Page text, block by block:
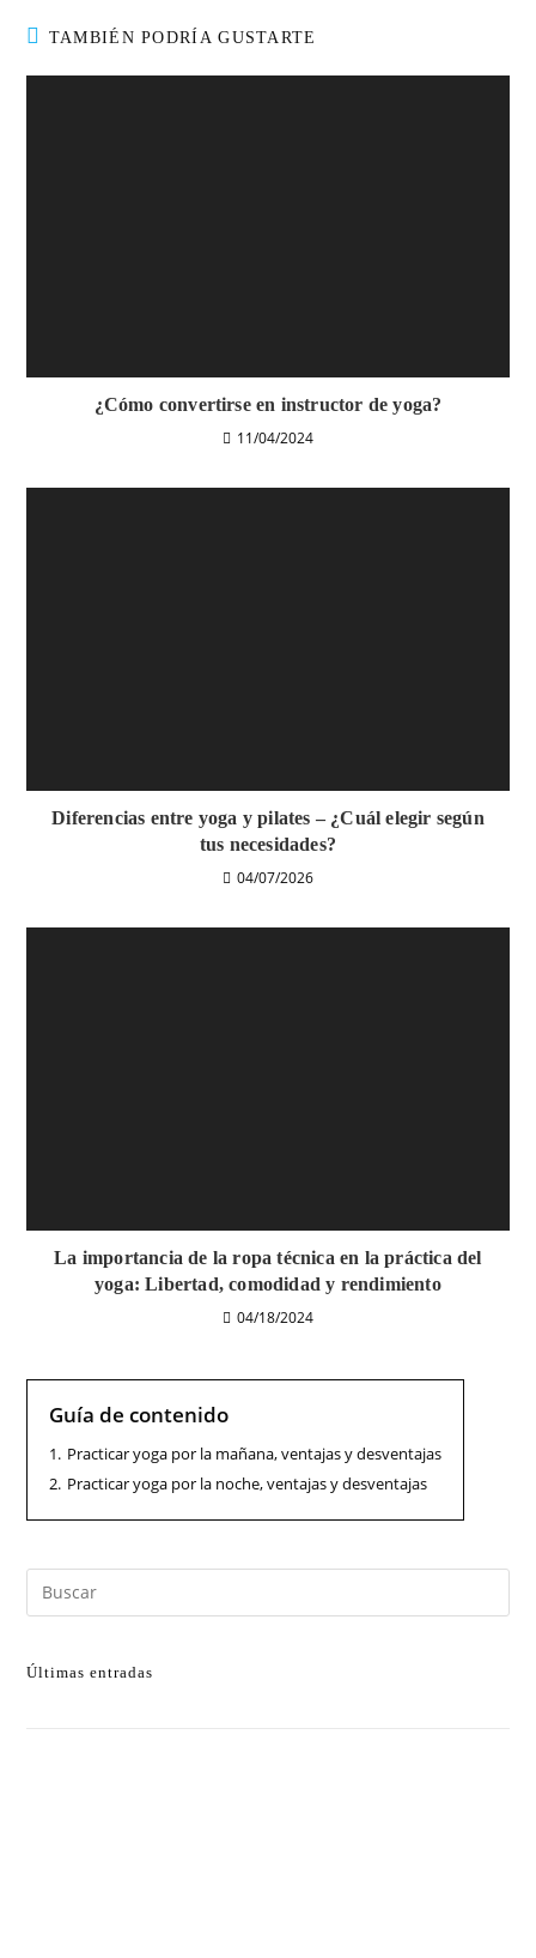
TAMBIÉN PODRÍA GUSTARTE
¿Cómo convertirse en instructor de yoga?
11/04/2024
Diferencias entre yoga y pilates – ¿Cuál elegir según
tus necesidades?
04/07/2026
La importancia de la ropa técnica en la práctica del
yoga: Libertad, comodidad y rendimiento
04/18/2024
Guía de contenido
1. Practicar yoga por la mañana, ventajas y desventajas
2. Practicar yoga por la noche, ventajas y desventajas
Últimas entradas